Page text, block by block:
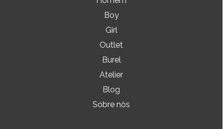
Boy
Girl
Outlet
Burel
Atelier
Blog
Sobre nós